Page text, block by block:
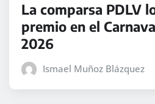
La comparsa PDLV
premio en el
2026
Ismael Muñoz Blázquez